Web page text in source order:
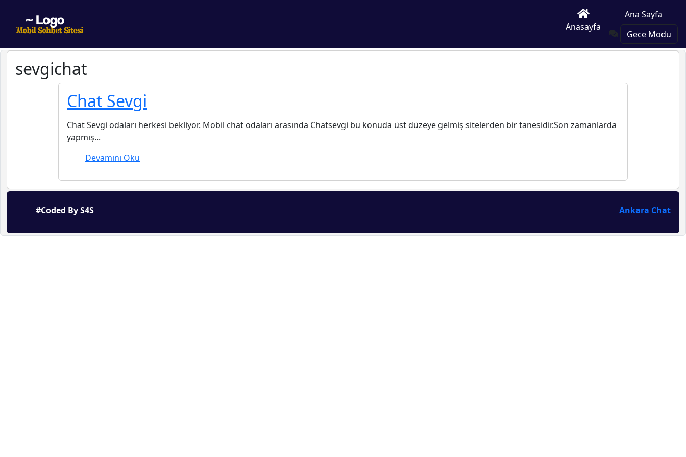
Anasayfa
Ana Sayfa
Gece Modu
sevgichat
Chat Sevgi
Chat Sevgi odaları herkesi bekliyor. Mobil chat odaları arasında Chatsevgi bu konuda üst düzeye gelmiş sitelerden bir tanesidir.Son zamanlarda
yapmış...
Devamını Oku
#Coded By S4S Ankara Chat